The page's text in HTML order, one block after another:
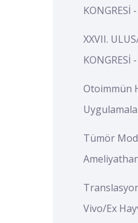
KONGRESİ
XXVII.
KONGRESİ
Otoimmün
Tümör
Vivo/Ex